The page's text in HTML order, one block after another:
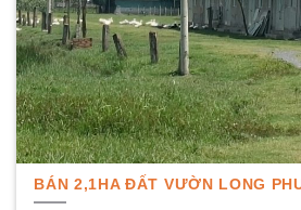
BÁN 2,1HA ĐẤT VƯỜN LONG